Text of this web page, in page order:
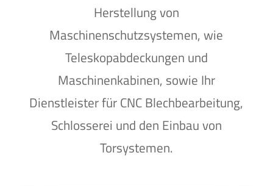
Herstellung von
Maschinenschutzsystemen, wie
Teleskopabdeckungen und
Maschinenkabinen, sowie Ihr
Dienstleister für CNC Blechbearbeitung,
Schlosserei und den Einbau von
Torsystemen.